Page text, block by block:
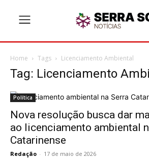
Home Tags Licenciamento Ambiental
Tag: Licenciamento
Política
Nova resolução busca dar
ao licenciamento ambiental
Catarinense
Redação - 17 de maio de 2026